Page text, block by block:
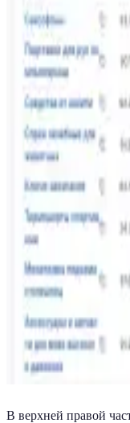
В верхней правой